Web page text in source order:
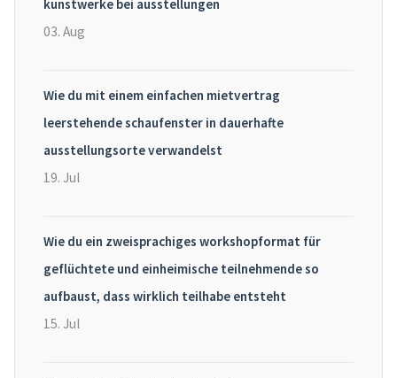
kunstwerke bei ausstellungen
03. Aug
Wie du mit einem einfachen mietvertrag
leerstehende schaufenster in dauerhafte
ausstellungsorte verwandelst
19. Jul
Wie du ein zweisprachiges workshopformat für
geflüchtete und einheimische teilnehmende so
aufbaust, dass wirklich teilhabe entsteht
15. Jul